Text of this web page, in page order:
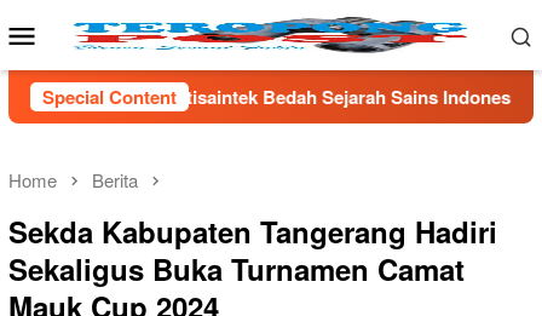
to
Mobile
Menu
Special Content
Sejarah Sains Indonesia, Bonnie Triyana Jelaskan Peran
Home Berita
Sekda Kabupaten Tangerang Hadiri
Sekaligus Buka Turnamen Camat
Mauk Cup 2024